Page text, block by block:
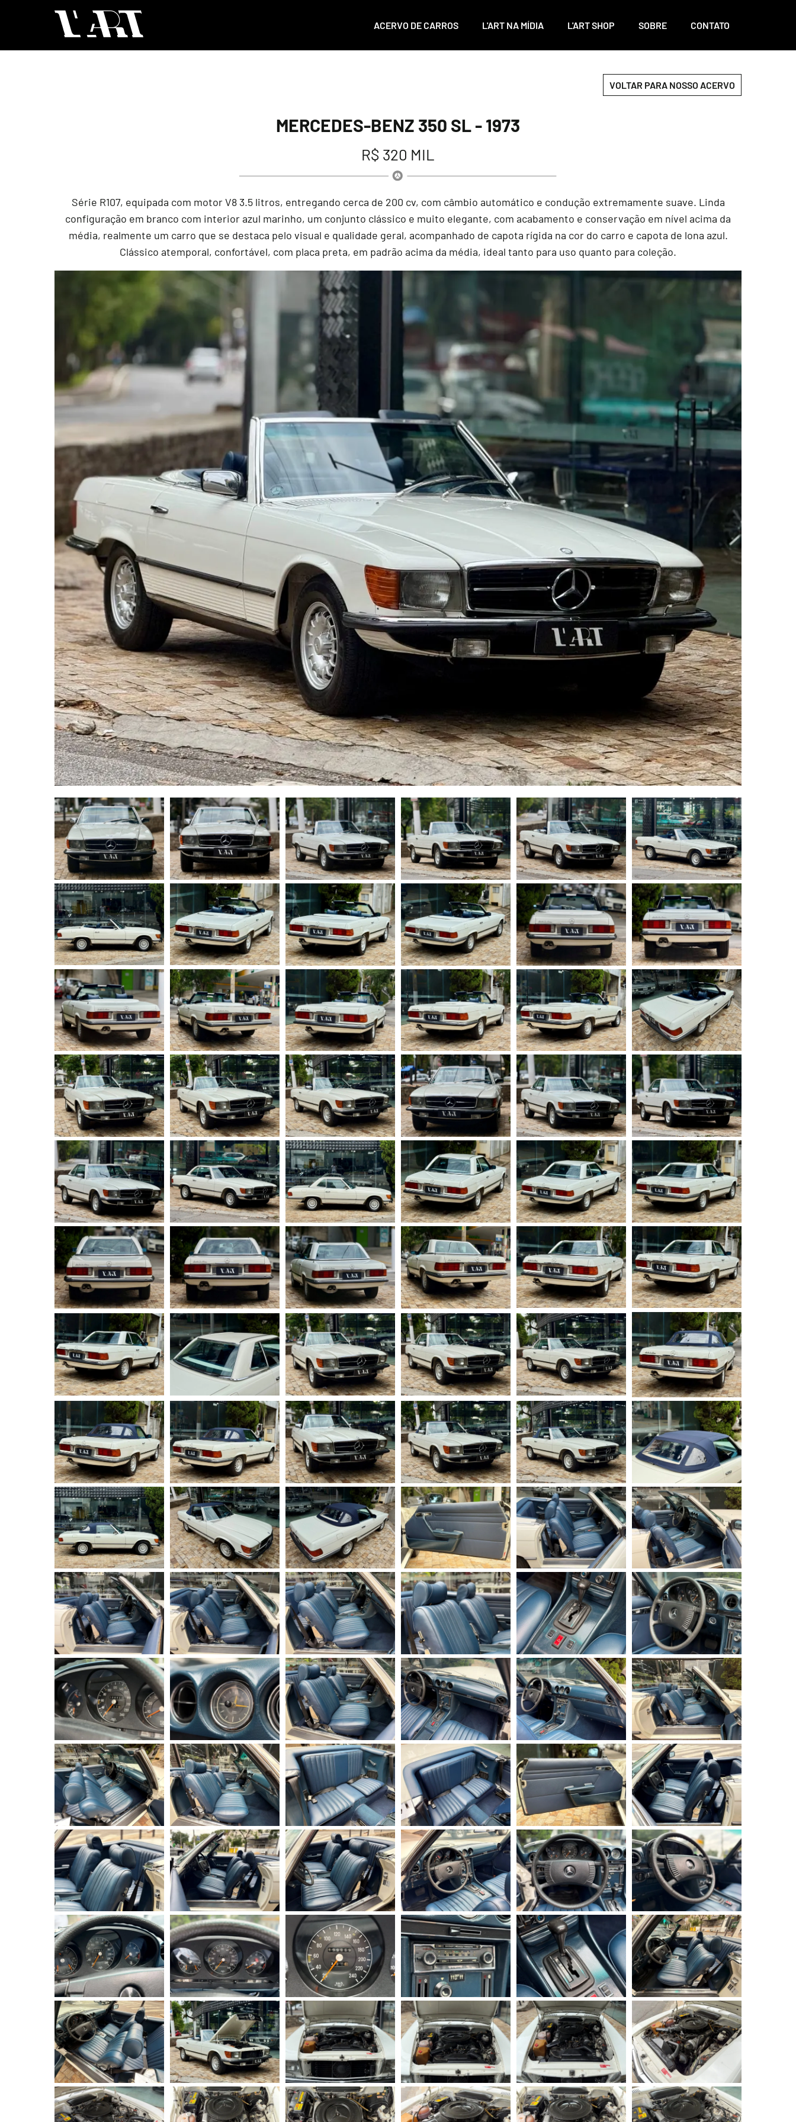
ACERVO DE CARROS L'ART NA MÍDIA L'ART SHOP SOBRE CONTATO
VOLTAR PARA NOSSO ACERVO
MERCEDES-BENZ 350 SL - 1973
R$ 320 MIL
Série R107, equipada com motor V8 3.5 litros, entregando cerca de 200 cv, com câmbio automático e condução extremamente suave. Linda
configuração em branco com interior azul marinho, um conjunto clássico e muito elegante, com acabamento e conservação em nível acima da
média, realmente um carro que se destaca pelo visual e qualidade geral, acompanhado de capota rígida na cor do carro e capota de lona azul.
Clássico atemporal, confortável, com placa preta, em padrão acima da média, ideal tanto para uso quanto para coleção.